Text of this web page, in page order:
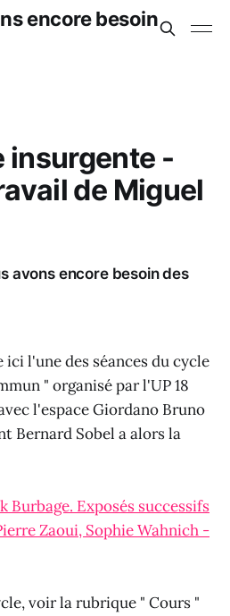
encore besoin
insurgente -
de Miguel
avons encore besoin des
l'une des séances du cycle
" organisé par l'UP 18
l'espace Giordano Bruno
Bernard Sobel a alors la
Burbage. Exposés successifs
Zaoui, Sophie Wahnich -
voir la rubrique " Cours "